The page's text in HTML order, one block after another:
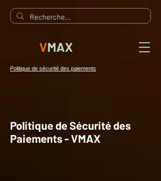
VMAX
Politique de sécurité des paiements
Politique de Sécurité des
Paiements - VMAX